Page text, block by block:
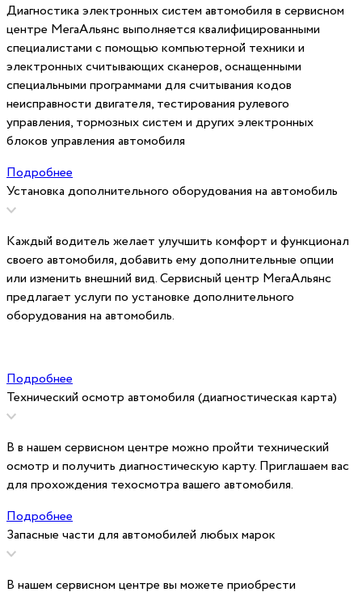
Диагностика электронных систем автомобиля в сервисном
центре МегаАльянс выполняется квалифицированными
специалистами с помощью компьютерной техники и
электронных считывающих сканеров, оснащенными
специальными программами для считывания кодов
неисправности двигателя, тестирования рулевого
управления, тормозных систем и других электронных
блоков управления автомобиля
Подробнее
Установка дополнительного оборудования на автомобиль
Каждый водитель желает улучшить комфорт и функционал
своего автомобиля, добавить ему дополнительные опции
или изменить внешний вид. Сервисный центр МегаАльянс
предлагает услуги по установке дополнительного
оборудования на автомобиль.
Подробнее
Технический осмотр автомобиля (диагностическая карта)
В в нашем сервисном центре можно пройти технический
осмотр и получить диагностическую карту. Приглашаем вас
для прохождения техосмотра вашего автомобиля.
Подробнее
Запасные части для автомобилей любых марок
В нашем сервисном центре вы можете приобрести